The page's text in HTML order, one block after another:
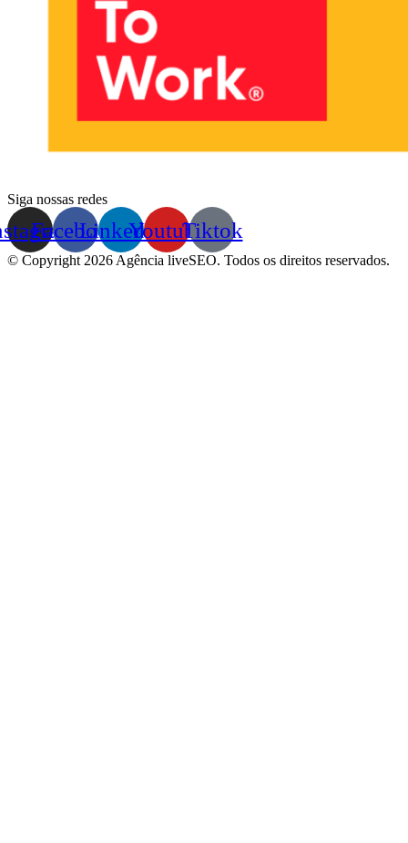
Siga nossas redes
FacebookLinkedinYoutubeTiktok
© Copyright 2026 Agência liveSEO. Todos os direitos reservados.